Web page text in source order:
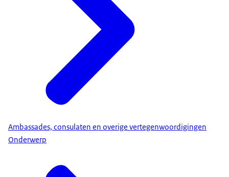
Ambassades, consulaten en overige vertegenwoordigingen
Onderwerp